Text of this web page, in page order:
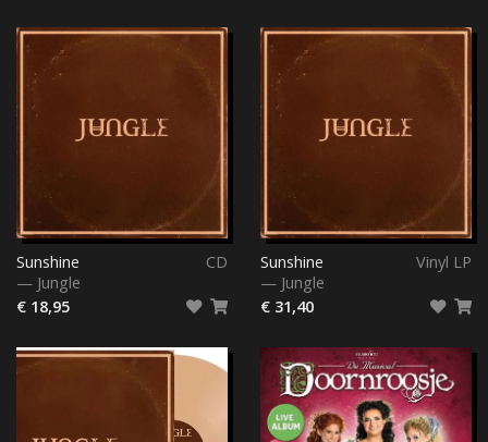
CD
Sunshine
— Jungle
€ 18,95
Vinyl LP
Sunshine
— Jungle
€ 31,40